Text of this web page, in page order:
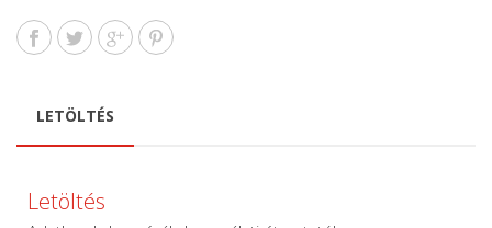
LETÖLTÉS
Letöltés